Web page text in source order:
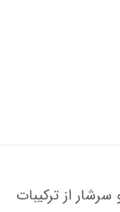
از ترکیبات